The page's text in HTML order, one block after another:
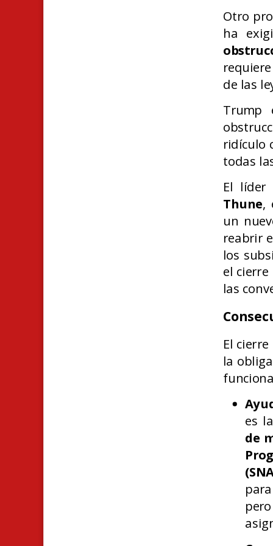
Otro
ha
de las
Trump
ridículo
todas
El líder
Thune,
un
reabrir
los
el
las
El
la
es
de